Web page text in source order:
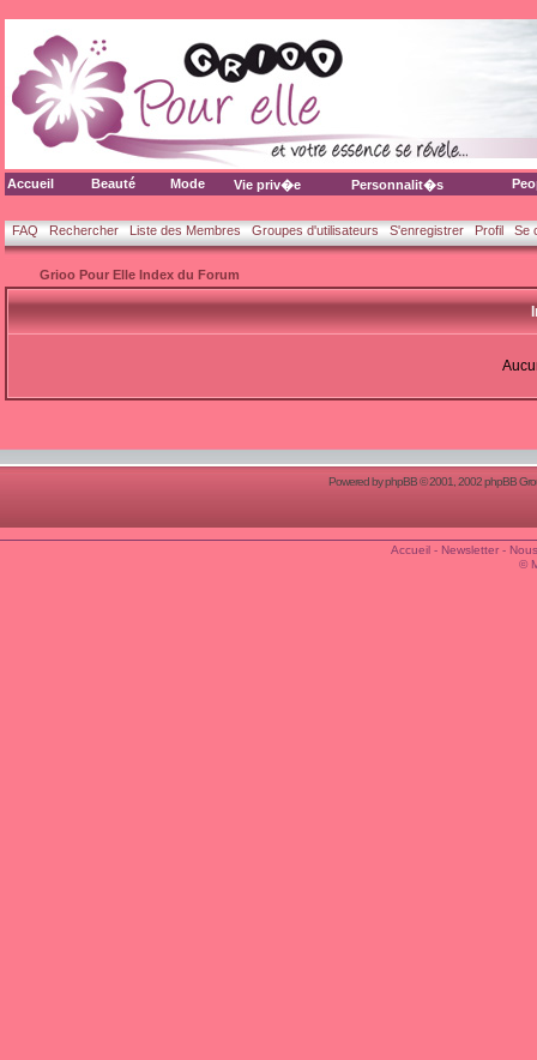
Accueil Beauté Mode Vie priv�e Personnalit�s
FAQ Rechercher Liste des Membres Groupes d'utilisateurs S'enregistrer Profil Se
Grioo Pour Elle Index du Forum
Powered byphpBB© 2001, 2002 phpBB
Accueil- Newsletter-
©